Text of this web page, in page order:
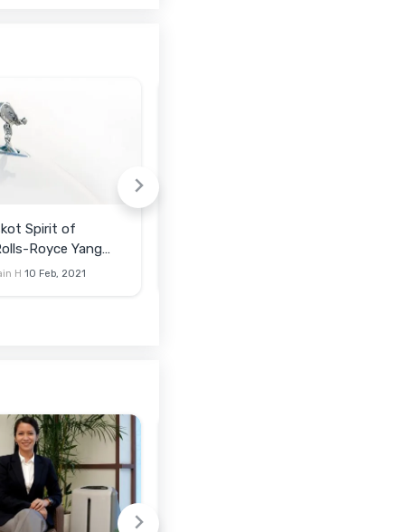
Spirit of
Royce Yang
110 Tahun
H 10 Feb, 2021